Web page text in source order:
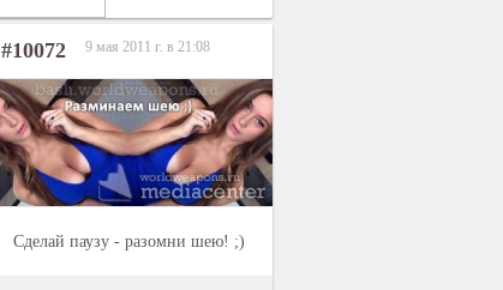
#10072 9 мая 2011 г. в 21:08
Сделай паузу - разомни шею! ;)